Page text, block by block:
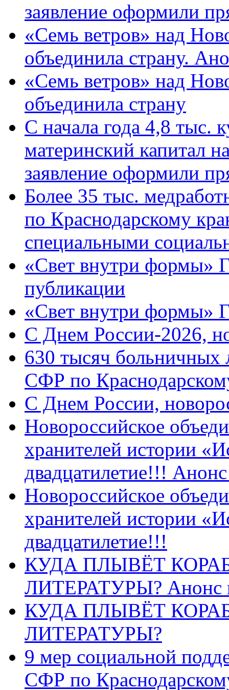
заявление оформили
«Семь ветров» над
объединила страну.
«Семь ветров» над
объединила страну
С начала года 4,8 тыс.
материнский капитал
заявление оформили
Более 35 тыс.
по Краснодарскому
специальными
«Свет внутри формы»
публикации
«Свет внутри формы»
C Днем России-2026,
630 тысяч больничных
СФР по
C Днем России,
Новороссийское
хранителей истории
двадцатилетие!!!
Новороссийское
хранителей истории
двадцатилетие!!!
КУДА ПЛЫВЁТ
ЛИТЕРАТУРЫ? Анонс
КУДА ПЛЫВЁТ
ЛИТЕРАТУРЫ?
9 мер социальной
СФР по